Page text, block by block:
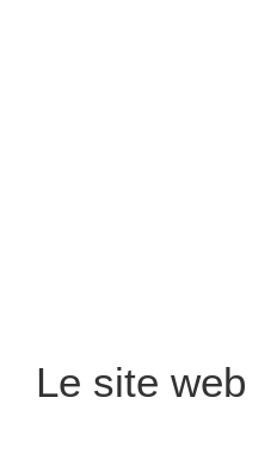
Le site web